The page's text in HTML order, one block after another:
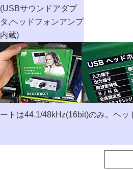
(USBサウンドアダプ
タ,ヘッドフォンアンプ
内蔵)
ートは44.1/48kHz(16bit)のみ。ヘッ